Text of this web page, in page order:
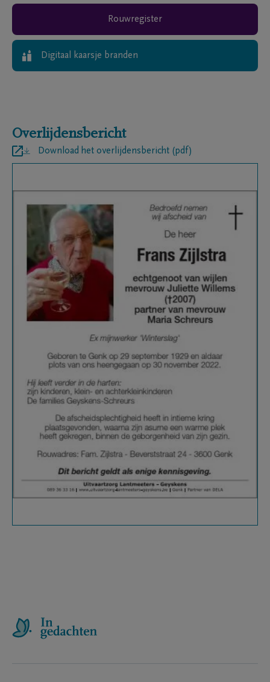
Rouwregister
Digitaal kaarsje branden
Overlijdensbericht
Download het overlijdensbericht (pdf)